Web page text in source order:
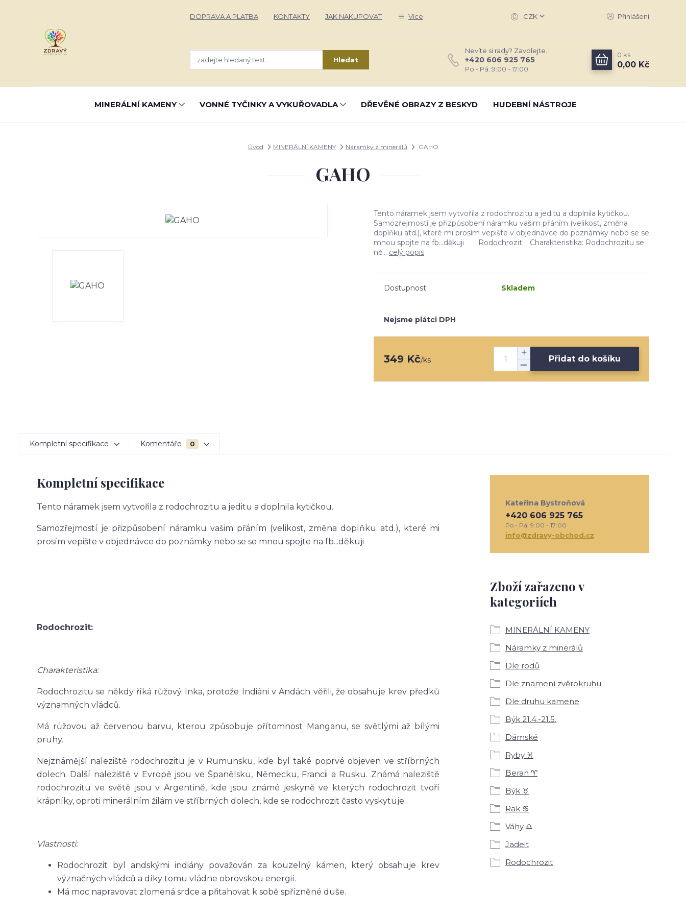
DOPRAVA A PLATBA KONTAKTY JAK NAKUPOVAT Více CZK Přihlášení
Hledat
Nevíte si rady? Zavolejte.
+420 606 925 765
Po - Pá: 9:00 - 17:00
0 ks
0,00 Kč
MINERÁLNÍ KAMENY VONNÉ TYČINKY A VYKUŘOVADLA DŘEVĚNÉ OBRAZY Z BESKYD HUDEBNÍ NÁSTROJE
Úvod MINERÁLNÍ KAMENY Náramky z minerálů GAHO
GAHO
Tento náramek jsem vytvořila z rodochrozitu a jeditu a doplnila kytičkou.
Samozřejmostí je přizpůsobení náramku vašim přáním (velikost, změna
doplňku atd.), které mi prosím vepište v objednávce do poznámky nebo se se
mnou spojte na fb...děkuji Rodochrozit: Charakteristika: Rodochrozitu se
ně... celý popis
Dostupnost Skladem
Nejsme plátci DPH
349 Kč/ks Přidat do košíku
Kompletní specifikace Komentáře 0
Kompletní specifikace
Tento náramek jsem vytvořila z rodochrozitu a jeditu a doplnila kytičkou.
Samozřejmostí je přizpůsobení náramku vašim přáním (velikost, změna doplňku atd.), které mi
prosím vepište v objednávce do poznámky nebo se se mnou spojte na fb...děkuji
Rodochrozit:
Charakteristika:
Rodochrozitu se někdy říká růžový Inka, protože Indiáni v Andách věřili, že obsahuje krev předků
významných vládců.
Má růžovou až červenou barvu, kterou způsobuje přítomnost Manganu, se světlými až bílými
pruhy.
Nejznámější naleziště rodochrozitu je v Rumunsku, kde byl také poprvé objeven ve stříbrných
dolech. Další naleziště v Evropě jsou ve Španělsku, Německu, Francii a Rusku. Známá naleziště
rodochrozitu ve světě jsou v Argentině, kde jsou známé jeskyně ve kterých rodochrozit tvoří
krápníky, oproti minerálním žilám ve stříbrných dolech, kde se rodochrozit často vyskytuje.
Vlastnosti:
Rodochrozit byl andskými indiány považován za kouzelný kámen, který obsahuje krev
význačných vládců a díky tomu vládne obrovskou energií.
Má moc napravovat zlomená srdce a přitahovat k sobě spřízněné duše.
Zboží zařazeno v
kategoriích
MINERÁLNÍ KAMENY
Náramky z minerálů
Dle rodů
Dle znamení zvěrokruhu
Dle druhu kamene
Býk 21.4.-21.5.
Dámské
Ryby ♓
Beran ♈
Býk ♉
Rak ♋
Váhy ♎
Jadeit
Rodochrozit
Kateřina Bystroňová
+420 606 925 765
Po - Pá: 9:00 - 17:00
info@zdravy-obchod.cz